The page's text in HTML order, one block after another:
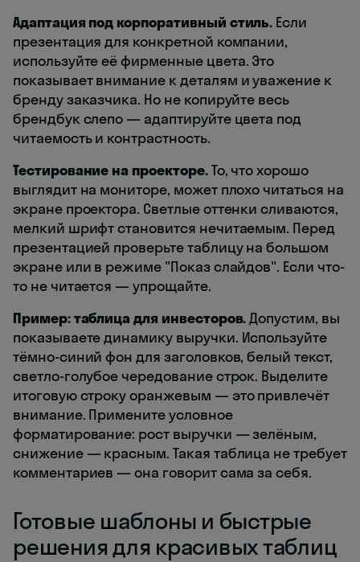
Адаптация под корпоративный стиль. Если
презентация для конкретной компании,
используйте её фирменные цвета. Это
показывает внимание к деталям и уважение к
бренду заказчика. Но не копируйте весь
брендбук слепо — адаптируйте цвета под
читаемость и контрастность.
Тестирование на проекторе.То, что хорошо
выглядит на мониторе, может плохо читаться на
экране проектора. Светлые оттенки сливаются,
мелкий шрифт становится нечитаемым. Перед
презентацией проверьте таблицу на большом
экране или в режиме "Показ слайдов". Если что-
то не читается — упрощайте.
Пример: таблица для инвесторов.Допустим, вы
показываете динамику выручки. Используйте
тёмно-синий фон для заголовков, белый текст,
светло-голубое чередование строк. Выделите
итоговую строку оранжевым — это привлечёт
внимание. Примените условное
форматирование: рост выручки — зелёным,
снижение — красным. Такая таблица не требует
комментариев — она говорит сама за себя.
Готовые шаблоны и быстрые
решения для красивых таблиц